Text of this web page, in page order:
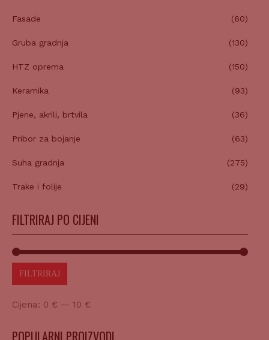
Fasade (60)
Gruba gradnja (130)
HTZ oprema (150)
Keramika (93)
Pjene, akrili, brtvila (36)
Pribor za bojanje (63)
Suha gradnja (275)
Trake i folije (29)
FILTRIRAJ PO CIJENI
FILTRIRAJ
Cijena: 0 € — 10 €
POPULARNI PROIZVODI